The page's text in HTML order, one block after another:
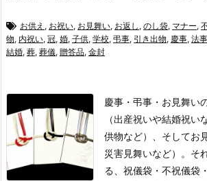
お供え , お祝い, お見舞い, お返し , のし袋, マナー,
物, 内祝い, 冠, 婚, 子供, 学校, 弔事, 引き出物, 慶事, 法事
結婚, 葬, 葬儀, 贈答品, 金封
慶事・弔事・お見舞い
（出産祝いや結婚祝
供物など）、そしてお
災害見舞いなど）。 そ
る、祝儀袋・不祝儀袋